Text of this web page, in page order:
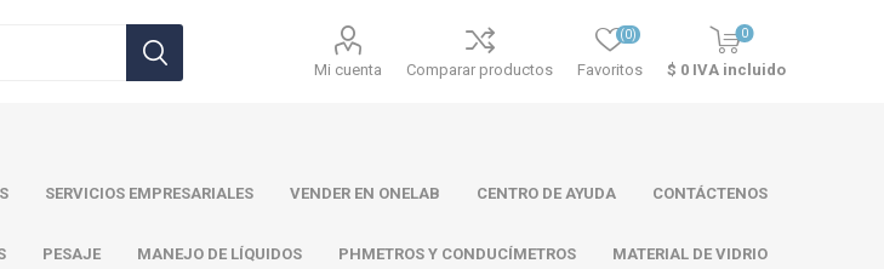
Mi cuenta Comparar productos Favoritos
(0) 0
$ 0 IVA incluido
SERVICIOS EMPRESARIALES VENDER EN ONELAB CENTRO DE AYUDA CONTÁCTENOS
PESAJE MANEJO DE LÍQUIDOS PHMETROS Y CONDUCÍMETROS MATERIAL DE VIDRIO